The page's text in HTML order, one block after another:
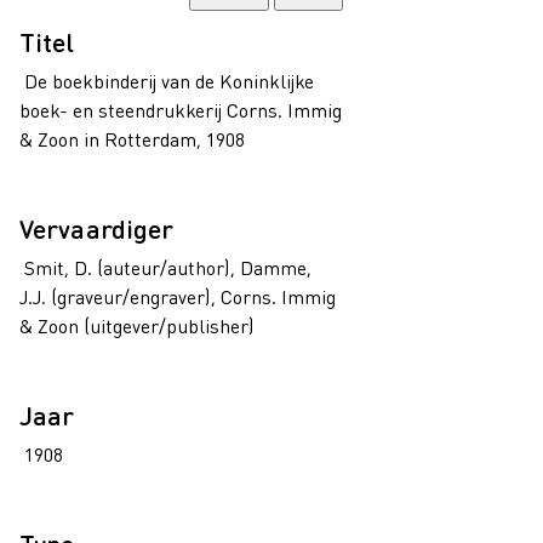
Titel
De boekbinderij van de Koninklijke
boek- en steendrukkerij Corns. Immig
& Zoon in Rotterdam, 1908
Vervaardiger
Smit, D. (auteur/author), Damme,
J.J. (graveur/engraver), Corns. Immig
& Zoon (uitgever/publisher)
Jaar
1908